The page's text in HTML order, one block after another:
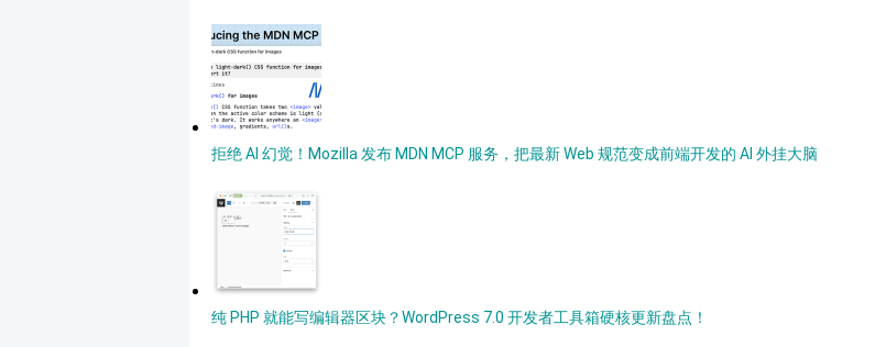
拒绝 AI 幻觉！Mozilla 发布 MDN MCP 服务，把最新 Web 规范变成前端开发的 AI 外挂大脑
纯 PHP 就能写编辑器区块？WordPress 7.0 开发者工具箱硬核更新盘点！